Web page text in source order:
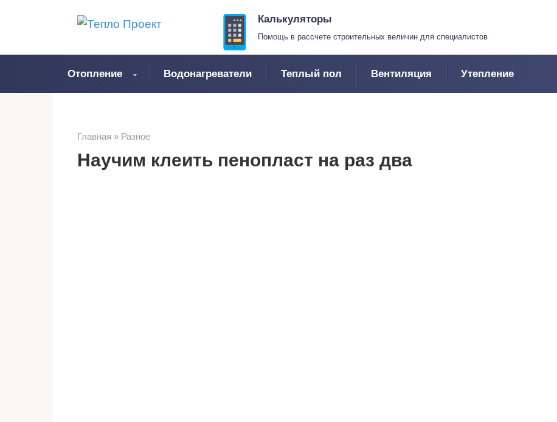
Калькуляторы
Помощь в рассчете строительных величин для специалистов
Отопление Водонагреватели Теплый пол Вентиляция Утепление
Главная » Разное
Научим клеить пенопласт на раз два